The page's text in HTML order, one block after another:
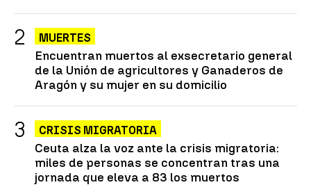
MUERTES
Encuentran muertos al exsecretario general
de la Unión de agricultores y Ganaderos de
Aragón y su mujer en su domicilio
CRISIS MIGRATORIA
Ceuta alza la voz ante la crisis migratoria:
miles de personas se concentran tras una
jornada que eleva a 83 los muertos